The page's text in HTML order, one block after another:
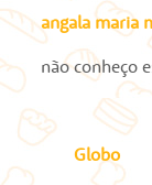
angala maria
não conheço
Globo